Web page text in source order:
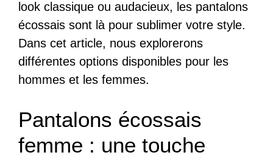
look classique ou audacieux, les pantalons
écossais sont là pour sublimer votre style.
Dans cet article, nous explorerons
différentes options disponibles pour les
hommes et les femmes.
Pantalons écossais
femme : une touche